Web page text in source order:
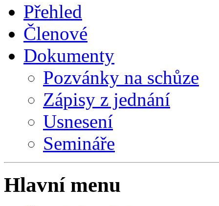
Přehled
Členové
Dokumenty
Pozvánky na schůze
Zápisy z jednání
Usnesení
Semináře
Hlavní menu